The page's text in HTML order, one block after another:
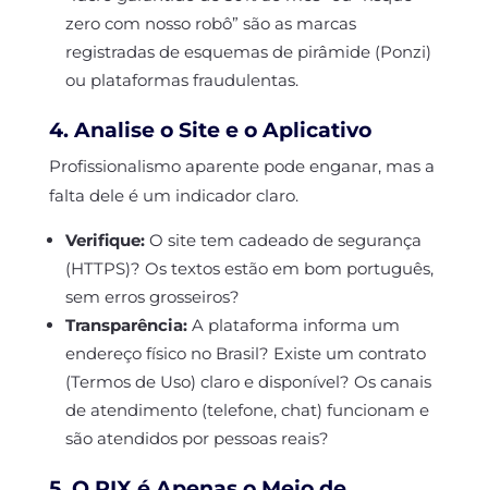
zero com nosso robô” são as marcas
registradas de esquemas de pirâmide (Ponzi)
ou plataformas fraudulentas.
4. Analise o Site e o Aplicativo
Profissionalismo aparente pode enganar, mas a
falta dele é um indicador claro.
Verifique:O site tem cadeado de segurança
(HTTPS)? Os textos estão em bom português,
sem erros grosseiros?
Transparência:A plataforma informa um
endereço físico no Brasil? Existe um contrato
(Termos de Uso) claro e disponível? Os canais
de atendimento (telefone, chat) funcionam e
são atendidos por pessoas reais?